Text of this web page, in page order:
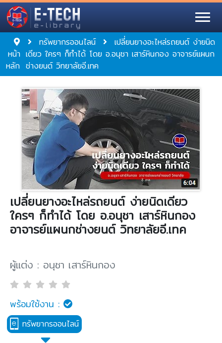
หน้า
หลัก
ทรัพยากรออนไลน์
เปลี่ยนยางอะไหล่รถยนต์ ง่ายนิด
เดียว ใครๆ ก็ทำได้ โดย อ.อนุชา เสาร์หินกอง อาจารย์แผนก
ช่างยนต์ วิทยาลัยอี.เทค
เปลี่ยนยางอะไหล่รถยนต์ ง่ายนิดเดียว
ใครๆ ก็ทำได้ โดย อ.อนุชา เสาร์หินกอง
อาจารย์แผนกช่างยนต์ วิทยาลัยอี.เทค
ผู้แต่ง : อนุชา เสาร์หินกอง
พร้อมใช้งาน :
ทรัพยากรออนไลน์